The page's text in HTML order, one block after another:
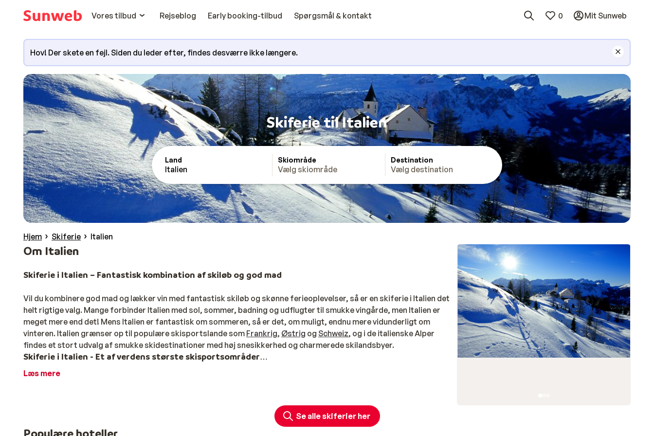
Vores tilbud
Rejseblog Early booking-tilbud Spørgsmål & kontakt 0 Mit Sunweb
Hov! Der skete en fejl. Siden du leder efter, findes desværre ikke længere.
Skiferie til Italien
Land
Italien
Skiområde
Vælg skiområde
Destination
Vælg destination
Hjem Skiferie Italien
Om Italien
Skiferie i Italien – Fantastisk kombination af skiløb og god mad
Vil du kombinere god mad og lækker vin med fantastisk skiløb og skønne ferieoplevelser, så er en skiferie i Italien det
helt rigtige valg. Mange forbinder Italien med sol, sommer, badning og udflugter til smukke vingårde, men Italien er
meget mere end det! Mens Italien er fantastisk om sommeren, så er det, om muligt, endnu mere vidunderligt om
vinteren. Italien grænser op til populære skisportslande som Frankrig, Østrig og Schweiz, og i de italienske Alper
findes et stort udvalg af smukke skidestinationer med høj snesikkerhed og charmerede skilandsbyer.
Skiferie i Italien - Et af verdens største skisportsområder
kan du med ét liftkort få adgang til hele 12 forskellige underregioner, som tilsammen
rummer over 1.200 kilometer pister. Dolomitternes bjerglandskab er ikke blot imponerende, men også betagende
smukt, og din skiferie magisk.
Læs mere
Se alle skiferier her